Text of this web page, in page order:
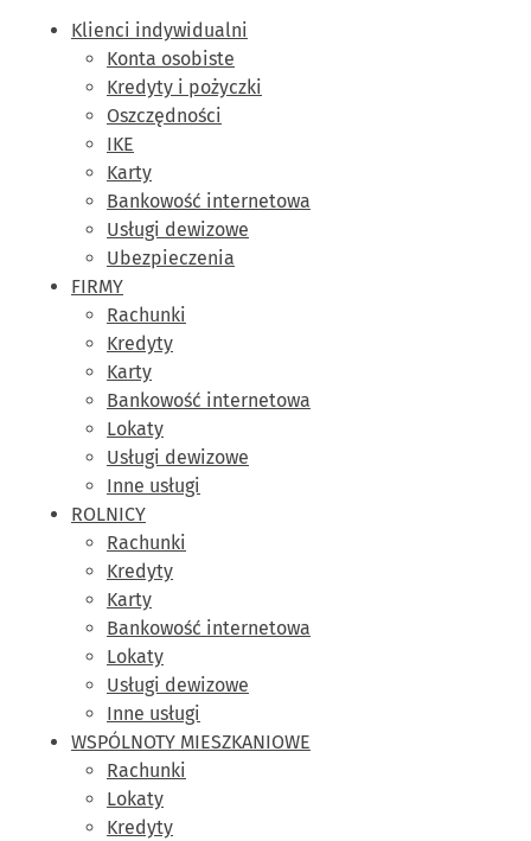
Klienci indywidualni
Konta osobiste
Kredyty i pożyczki
Oszczędności
IKE
Karty
Bankowość internetowa
Usługi dewizowe
Ubezpieczenia
FIRMY
Rachunki
Kredyty
Karty
Bankowość internetowa
Lokaty
Usługi dewizowe
Inne usługi
ROLNICY
Rachunki
Kredyty
Karty
Bankowość internetowa
Lokaty
Usługi dewizowe
Inne usługi
WSPÓLNOTY MIESZKANIOWE
Rachunki
Lokaty
Kredyty